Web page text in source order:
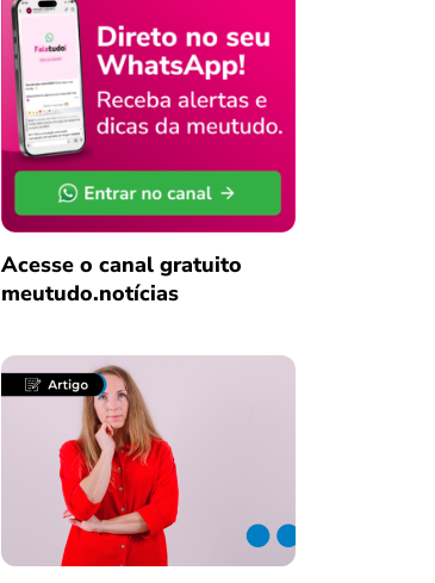
Acesse o canal gratuito
meutudo.notícias